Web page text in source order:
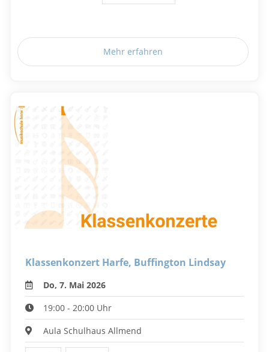
Mehr erfahren
Klassenkonzert Harfe, Buffington Lindsay
Do, 7. Mai 2026
19:00 - 20:00 Uhr
Aula Schulhaus Allmend